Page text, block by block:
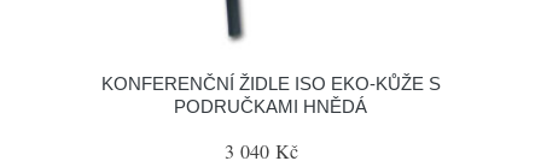
KONFERENČNÍ ŽIDLE ISO EKO-KŮŽE S
PODRUČKAMI HNĚDÁ
3 040 Kč